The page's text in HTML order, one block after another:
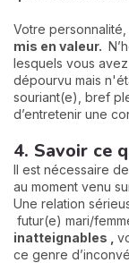
Votre personnalité,
mis en valeur.
lesquels vous
dépourvu mais
souriant(e), bref
d’entretenir une
4. Savoir ce
Il est nécessaire
au moment venu
Une relation
futur(e) mari/
inatteignables ,
ce genre